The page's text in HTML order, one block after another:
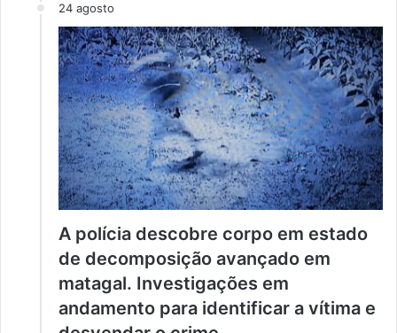
24 agosto
A polícia descobre corpo em estado
de decomposição avançado em
matagal. Investigações em
andamento para identificar a vítima e